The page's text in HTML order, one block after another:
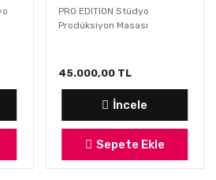
PRO EDITION Stüdyo
Prodüksiyon Masası
45.000,00 TL
İncele
Sepete Ekle